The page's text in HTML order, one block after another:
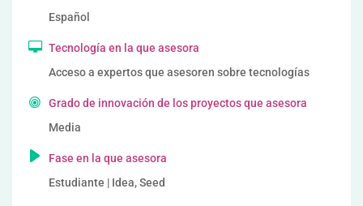
Español
Tecnología en la que asesora
Acceso a expertos que asesoren sobre tecnologías
Grado de innovación de los proyectos que asesora
Media
Fase en la que asesora
Estudiante | Idea, Seed